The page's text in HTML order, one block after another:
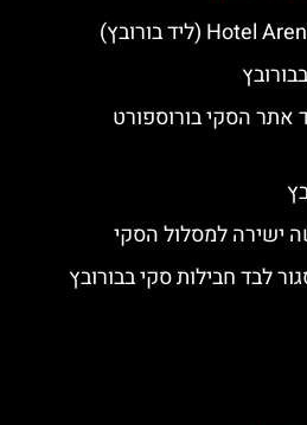
אתר הסקי בורוספורט
ישירה למסלול הסקי
לבד חבילות סקי בבורובץ